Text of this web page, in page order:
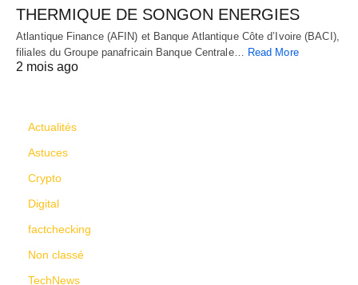
THERMIQUE DE SONGON ENERGIES
Atlantique Finance (AFIN) et Banque Atlantique Côte d’Ivoire (BACI),
filiales du Groupe panafricain Banque Centrale… Read More
2 mois ago
Actualités
Astuces
Crypto
Digital
factchecking
Non classé
TechNews